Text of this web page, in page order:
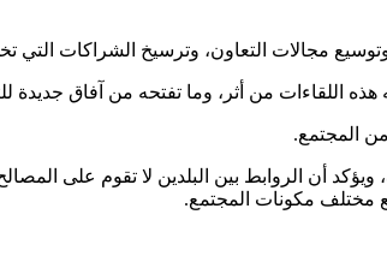
مجالات التعاون، وترسيخ الشراكات التي
اللقاءات من أثر، وما تفتحه من آفاق جديدة
المجتمع.
أن الروابط بين البلدين لا تقوم على
مختلف مكونات المجتمع.